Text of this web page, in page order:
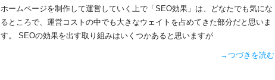
ホームページを制作して運営していく上で「SEO効果」は、どなたでも気にな
るところで、運営コストの中でも大きなウェイトを占めてきた部分だと思いま
す。 SEOの効果を出す取り組みはいくつかあると思いますが
→つづきを読む